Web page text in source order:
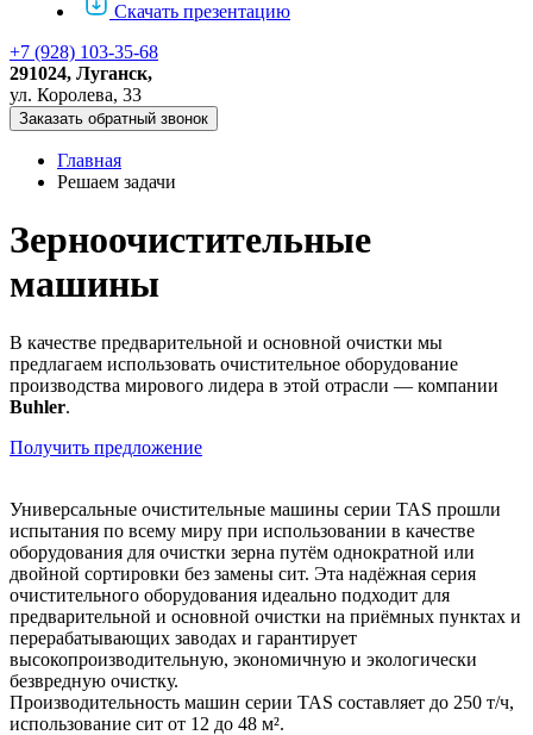
Скачать презентацию
+7 (928) 103-35-68
291024, Луганск,
ул. Королева, 33
Заказать обратный звонок
Главная
Решаем задачи
Зерноочистительные
машины
В качестве предварительной и основной очистки мы
предлагаем использовать очистительное оборудование
производства мирового лидера в этой отрасли — компании
Buhler.
Получить предложение
Универсальные очистительные машины серии TAS прошли
испытания по всему миру при использовании в качестве
оборудования для очистки зерна путём однократной или
двойной сортировки без замены сит. Эта надёжная серия
очистительного оборудования идеально подходит для
предварительной и основной очистки на приёмных пунктах и
перерабатывающих заводах и гарантирует
высокопроизводительную, экономичную и экологически
безвредную очистку.
Производительность машин серии TAS составляет до 250 т/ч,
использование сит от 12 до 48 м².